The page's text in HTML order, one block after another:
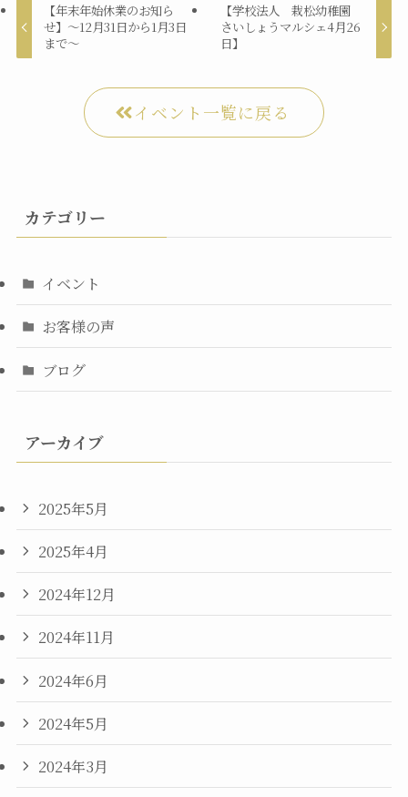
【年末年始休業のお知ら
せ】〜12月31日から1月3日
まで〜
【学校法人 栽松幼稚園
さいしょうマルシェ4月26
日】
イベント一覧に戻る
カテゴリー
イベント
お客様の声
ブログ
アーカイブ
2025年5月
2025年4月
2024年12月
2024年11月
2024年6月
2024年5月
2024年3月